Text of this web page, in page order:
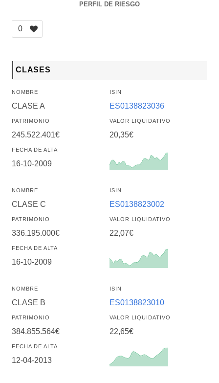
PERFIL DE RIESGO
0
CLASES
NOMBRE
CLASE A
ISIN
ES0138823036
PATRIMONIO
245.522.401€
VALOR LIQUIDATIVO
20,35€
FECHA DE ALTA
16-10-2009
NOMBRE
CLASE C
ISIN
ES0138823002
PATRIMONIO
336.195.000€
VALOR LIQUIDATIVO
22,07€
FECHA DE ALTA
16-10-2009
NOMBRE
CLASE B
ISIN
ES0138823010
PATRIMONIO
384.855.564€
VALOR LIQUIDATIVO
22,65€
FECHA DE ALTA
12-04-2013